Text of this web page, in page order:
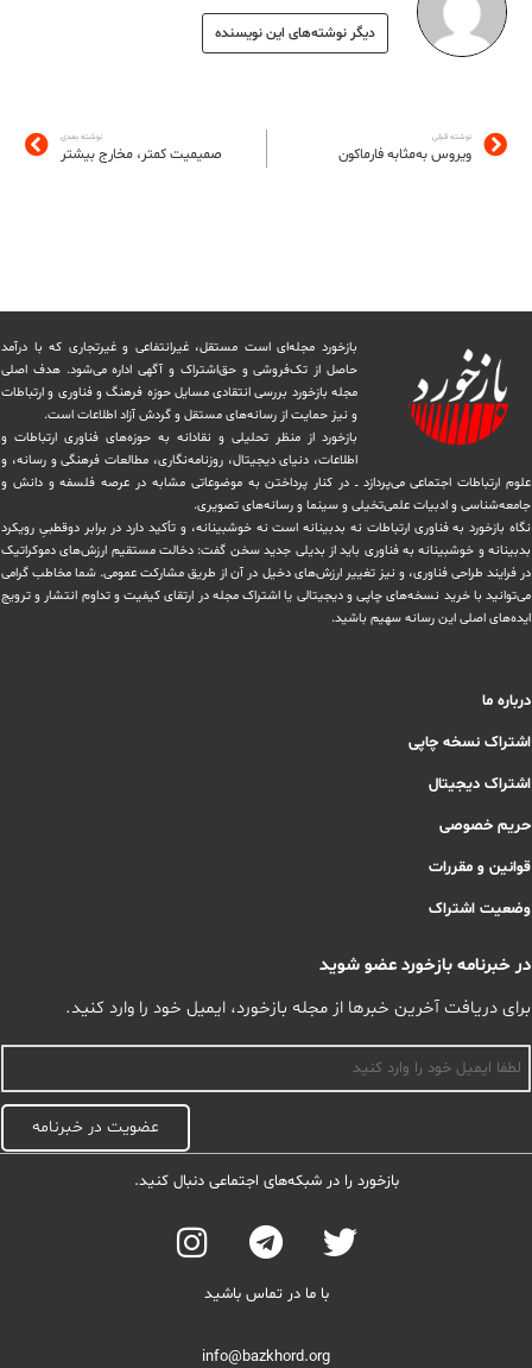
دیگر نوشته‌های این نویسنده
نوشته قبلی
ویروس به‌مثابه فارماکون
نوشته بعدی
صمیمیت کمتر، مخارج بیشتر
بازخورد مجله‌ای است مستقل، غیرانتفاعی و غیرتجاری که با درآمد
حاصل از تک‌فروشی و حق‌اشتراک و آگهی اداره می‌شود. ‏هدف اصلی
مجله بازخورد بررسی انتقادی مسایل حوزه فرهنگ و فناوری و ارتباطات
و نیز حمایت از رسانه‌های مستقل و‌ گردش ‏آزاد اطلاعات است.
بازخورد از منظر تحلیلی و نقادانه به حوزه‌های فناوری ارتباطات و
اطلاعات، دنیای دیجیتال، روزنامه‌نگاری، ‏مطالعات فرهنگی و رسانه، و
علوم ارتباطات اجتماعی می‌پردازد ــ در کنار پرداختن به موضوعاتی مشابه در عرصه فلسفه و دانش و
‏جامعه‌شناسی و ادبیات علمی‌تخیلی و سینما و رسانه‌های تصویری.
نگاه بازخورد به فناوری ارتباطات نه بدبینانه است نه خوشبینانه، و تأکید دارد ‏در برابر دوقطبیِ رویکرد
بدبینانه و خوشبینانه به فناوری باید از بدیلی جدید سخن گفت: دخالت مستقیم ارزش‌های دموکراتیک
در ‏فرایند طراحی فناوری، و نیز تغییر ارزش‌های دخيل در آن از طریق مشاركت عمومی. شما مخاطب گرامی
می‌توانید با خرید نسخه‌های چاپی و دیجیتالی یا ‏اشتراک مجله در ارتقای کیفیت و تداوم انتشار و ترویج
ایده‌های اصلی این رسانه سهیم باشید.
درباره ما
اشتراک نسخه چاپی
اشتراک دیجیتال
حریم خصوصی
قوانین و مقررات
وضعیت اشتراک
در خبرنامه بازخورد عضو شوید
برای دریافت آخرین خبرها از مجله بازخورد، ایمیل خود را وارد کنید.
عضویت در خبرنامه
بازخورد را در شبکه‌های اجتماعی دنبال کنید.
با ما در تماس باشید
info@bazkhord.org